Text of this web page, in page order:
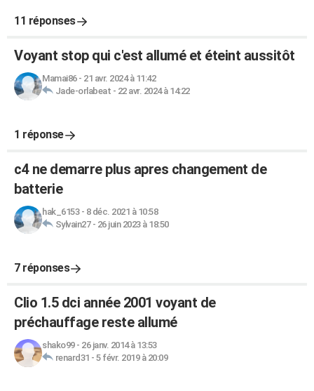
11 réponses
Voyant stop qui c'est allumé et éteint aussitôt
Mamai86- 21 avr. 2024 à 11:42
Jade-orlabeat - 22 avr. 2024 à 14:22
1 réponse
c4 ne demarre plus apres changement de
batterie
hak_6153- 8 déc. 2021 à 10:58
Sylvain27- 26 juin 2023 à 18:50
7 réponses
Clio 1.5 dci année 2001 voyant de
préchauffage reste allumé
shako99- 26 janv. 2014 à 13:53
renard31 - 5 févr. 2019 à 20:09